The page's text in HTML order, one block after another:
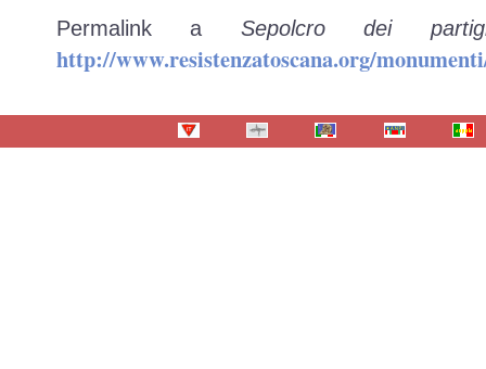
Permalink a Sepolcro dei
http://www.resistenzatoscana.org/